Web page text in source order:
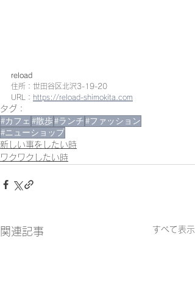
reload
住所：世田谷区北沢3-19-20
URL： https://reload-shimokita.com
タグ：
#カフェ #散歩#ランチ#ファッション
#ニューショップ
新しい事をしたい時
ワクワクしたい時
関連記事 すべて表示